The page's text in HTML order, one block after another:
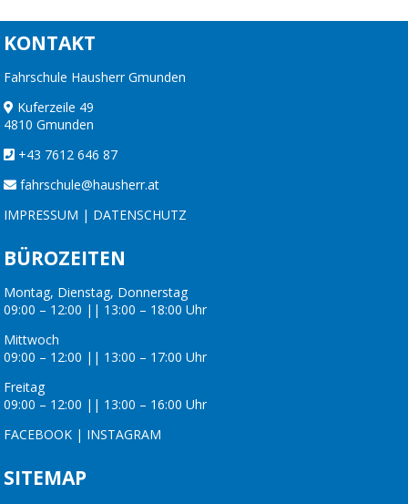
KONTAKT
Fahrschule Hausherr Gmunden
Kuferzeile 49
4810 Gmunden
+43 7612 646 87
fahrschule@hausherr.at
IMPRESSUM | DATENSCHUTZ
BÜROZEITEN
Montag, Dienstag, Donnerstag
09:00 – 12:00 || 13:00 – 18:00 Uhr
Mittwoch
09:00 – 12:00 || 13:00 – 17:00 Uhr
Freitag
09:00 – 12:00 || 13:00 – 16:00 Uhr
FACEBOOK | INSTAGRAM
SITEMAP